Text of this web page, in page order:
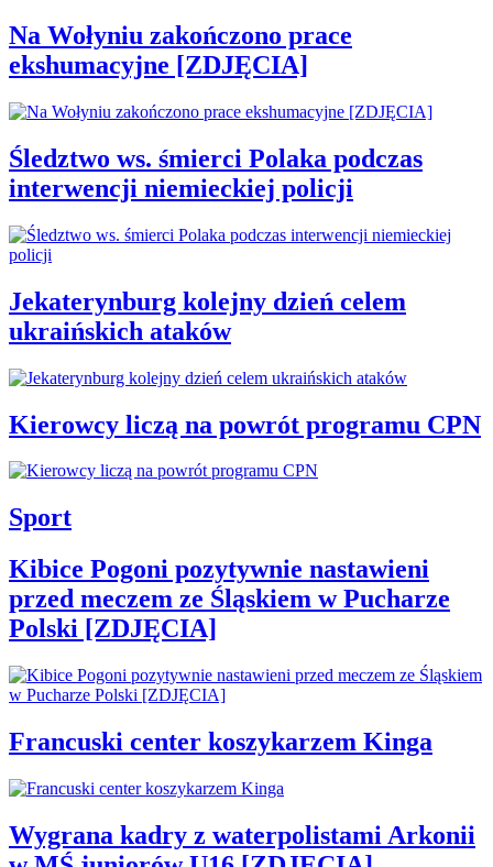
Na Wołyniu zakończono prace
ekshumacyjne [ZDJĘCIA]
Śledztwo ws. śmierci Polaka podczas
interwencji niemieckiej policji
Jekaterynburg kolejny dzień celem
ukraińskich ataków
Kierowcy liczą na powrót programu CPN
Sport
Kibice Pogoni pozytywnie nastawieni
przed meczem ze Śląskiem w Pucharze
Polski [ZDJĘCIA]
Francuski center koszykarzem Kinga
Wygrana kadry z waterpolistami Arkonii